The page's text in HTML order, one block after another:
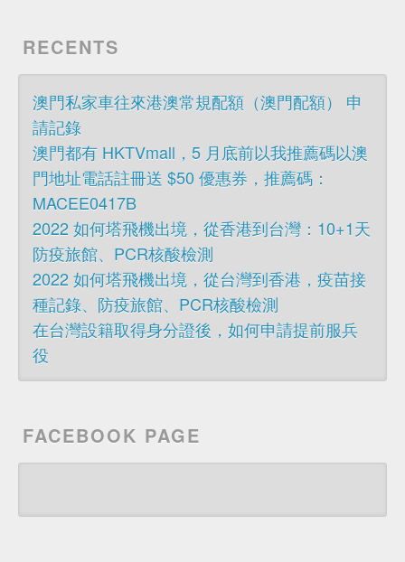
RECENTS
澳門私家車往來港澳常規配額（澳門配額） 申
請記錄
澳門都有 HKTVmall，5 月底前以我推薦碼以澳
門地址電話註冊送 $50 優惠券，推薦碼：
MACEE0417B
2022 如何塔飛機出境，從香港到台灣：10+1天
防疫旅館、PCR核酸檢測
2022 如何塔飛機出境，從台灣到香港，疫苗接
種記錄、防疫旅館、PCR核酸檢測
在台灣設籍取得身分證後，如何申請提前服兵
役
FACEBOOK PAGE